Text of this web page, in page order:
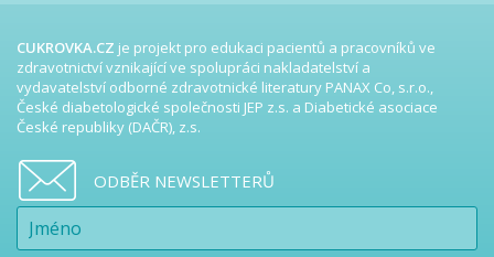
CUKROVKA.CZ je projekt pro edukaci pacientů a pracovníků ve
zdravotnictví vznikající ve spolupráci nakladatelství a
vydavatelství odborné zdravotnické literatury PANAX Co, s.r.o.,
České diabetologické společnosti JEP z.s. a Diabetické asociace
České republiky (DAČR), z.s.
ODBĚR NEWSLETTERŮ